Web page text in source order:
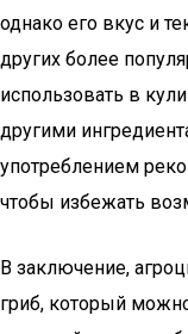
однако его вкус и
других более
использовать в
другими
употреблением
чтобы избежать
В заключение,
гриб, который